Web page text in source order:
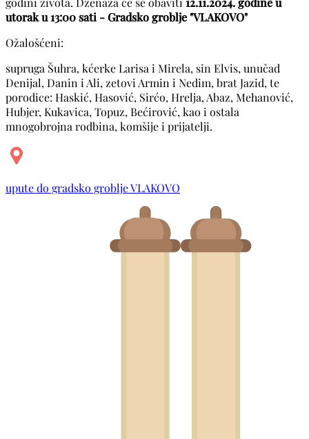
utorak u 13:00 sati - Gradsko groblje "VLAKOVO"
Ožalošćeni:
supruga Šuhra, kćerke Larisa i Mirela, sin Elvis, unučad
Denijal, Danin i Ali, zetovi Armin i Nedim, brat Jazid, te
porodice: Haskić, Hasović, Sirćo, Hrelja, Abaz, Mehanović,
Hubjer, Kukavica, Topuz, Bećirović, kao i ostala
mnogobrojna rodbina, komšije i prijatelji.
upute do gradsko groblje VLAKOVO